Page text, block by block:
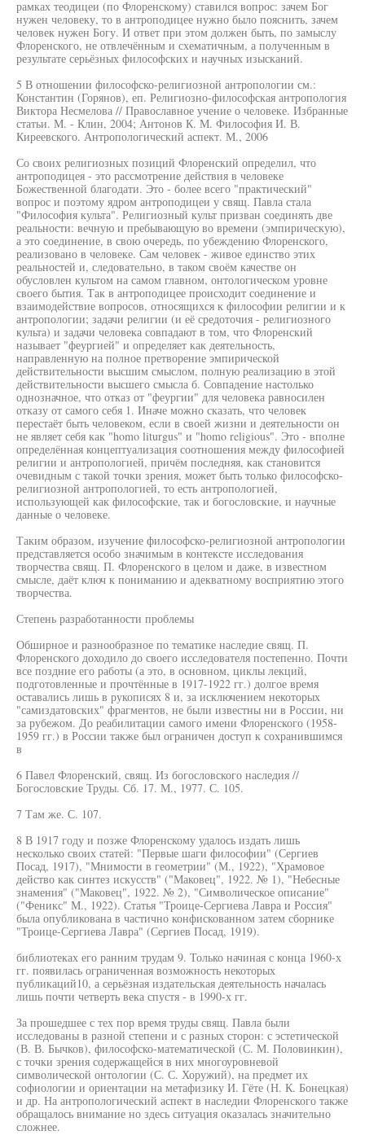
рамках теодицеи (по Флоренскому) ставился вопрос: зачем Бог
нужен человеку, то в антроподицее нужно было пояснить, зачем
человек нужен Богу. И ответ при этом должен быть, по замыслу
Флоренского, не отвлечённым и схематичным, а полученным в
результате серьёзных философских и научных изысканий.
5 В отношении философско-религиозной антропологии см.:
Константин (Горянов), еп. Религиозно-философская антропология
Виктора Несмелова // Православное учение о человеке. Избранные
статьи. М. - Клин, 2004; Антонов К. М. Философия И. В.
Киреевского. Антропологический аспект. М., 2006
Со своих религиозных позиций Флоренский определил, что
антроподицея - это рассмотрение действия в человеке
Божественной благодати. Это - более всего "практический"
вопрос и поэтому ядром антроподицеи у свящ. Павла стала
"Философия культа". Религиозный культ призван соединять две
реальности: вечную и пребывающую во времени (эмпирическую),
а это соединение, в свою очередь, по убеждению Флоренского,
реализовано в человеке. Сам человек - живое единство этих
реальностей и, следовательно, в таком своём качестве он
обусловлен культом на самом главном, онтологическом уровне
своего бытия. Так в антроподицее происходит соединение и
взаимодействие вопросов, относящихся к философии религии и к
антропологии; задачи религии (и её средоточия - религиозного
культа) и задачи человека совпадают в том, что Флоренский
называет "феургией" и определяет как деятельность,
направленную на полное претворение эмпирической
действительности высшим смыслом, полную реализацию в этой
действительности высшего смысла б. Совпадение настолько
однозначное, что отказ от "феургии" для человека равносилен
отказу от самого себя 1. Иначе можно сказать, что человек
перестаёт быть человеком, если в своей жизни и деятельности он
не являет себя как "homo liturgus" и "homo religious". Это - вполне
определённая концептуализация соотношения между философией
религии и антропологией, причём последняя, как становится
очевидным с такой точки зрения, может быть только философско-
религиозной антропологией, то есть антропологией,
использующей как философские, так и богословские, и научные
данные о человеке.
Таким образом, изучение философско-религиозной антропологии
представляется особо значимым в контексте исследования
творчества свящ. П. Флоренского в целом и даже, в известном
смысле, даёт ключ к пониманию и адекватному восприятию этого
творчества.
Степень разработанности проблемы
Обширное и разнообразное по тематике наследие свящ. П.
Флоренского доходило до своего исследователя постепенно. Почти
все поздние его работы (а это, в основном, циклы лекций,
подготовленные и прочтённые в 1917-1922 гг.) долгое время
оставались лишь в рукописях 8 и, за исключением некоторых
"самиздатовских" фрагментов, не были известны ни в России, ни
за рубежом. До реабилитации самого имени Флоренского (1958-
1959 гг.) в России также был ограничен доступ к сохранившимся
в
6 Павел Флоренский, свящ. Из богословского наследия //
Богословские Труды. Сб. 17. М., 1977. С. 105.
7 Там же. С. 107.
8 В 1917 году и позже Флоренскому удалось издать лишь
несколько своих статей: "Первые шаги философии" (Сергиев
Посад, 1917), "Мнимости в геометрии" (М., 1922), "Храмовое
действо как синтез искусств" ("Маковец", 1922. № 1), "Небесные
знамения" ("Маковец", 1922. № 2), "Символическое описание"
("Феникс" М., 1922). Статья "Троице-Сергиева Лавра и Россия"
была опубликована в частично конфискованном затем сборнике
"Троице-Сергиева Лавра" (Сергиев Посад, 1919).
библиотеках его ранним трудам 9. Только начиная с конца 1960-х
гг. появилась ограниченная возможность некоторых
публикаций10, а серьёзная издательская деятельность началась
лишь почти четверть века спустя - в 1990-х гг.
За прошедшее с тех пор время труды свящ. Павла были
исследованы в разной степени и с разных сторон: с эстетической
(В. В. Бычков), философско-математической (С. М. Половинкин),
с точки зрения содержащейся в них многоуровневой
символической онтологии (С. С. Хоружий), на предмет их
софиологии и ориентации на метафизику И. Гёте (Н. К. Бонецкая)
и др. На антропологический аспект в наследии Флоренского также
обращалось внимание но здесь ситуация оказалась значительно
сложнее.